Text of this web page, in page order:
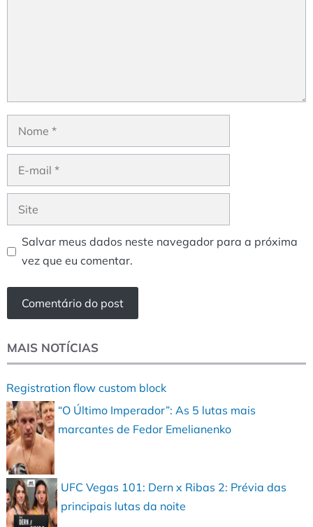
Nome
Site
Salvar meus dados neste navegador para a próxima
vez que eu comentar.
MAIS NOTÍCIAS
Registration flow custom block
“O Último Imperador”: As 5 lutas mais
marcantes de Fedor Emelianenko
UFC Vegas 101: Dern x Ribas 2: Prévia das
principais lutas da noite